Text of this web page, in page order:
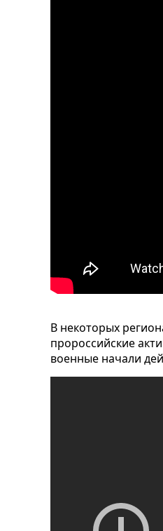
В некоторых
пророссийские
военные начали